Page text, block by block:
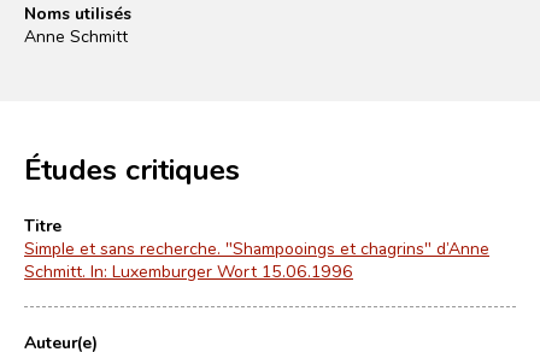
Noms utilisés
Anne Schmitt
Études critiques
Titre
Simple et sans recherche. "Shampooings et chagrins" d’Anne
Schmitt. In: Luxemburger Wort 15.06.1996
Auteur(e)